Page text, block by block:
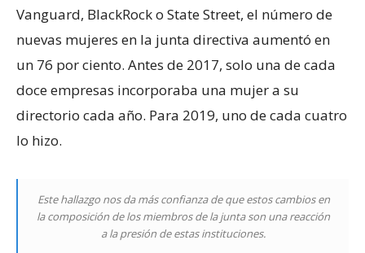
Vanguard, BlackRock o State Street, el número de
nuevas mujeres en la junta directiva aumentó en
un 76 por ciento. Antes de 2017, solo una de cada
doce empresas incorporaba una mujer a su
directorio cada año. Para 2019, uno de cada cuatro
lo hizo.
Este hallazgo nos da más confianza de que estos cambios en
la composición de los miembros de la junta son una reacción
a la presión de estas instituciones.